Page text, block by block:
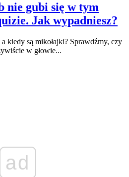
nie gubi się w tym
Jak wypadniesz?
kiedy są mikołajki? Sprawdźmy, czy
w głowie...
ad